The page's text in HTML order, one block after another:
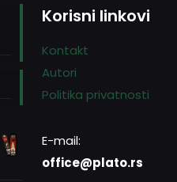
Korisni linkovi
Kontakt
Autori
Politika privatnosti
E-mail:
office@plato.rs